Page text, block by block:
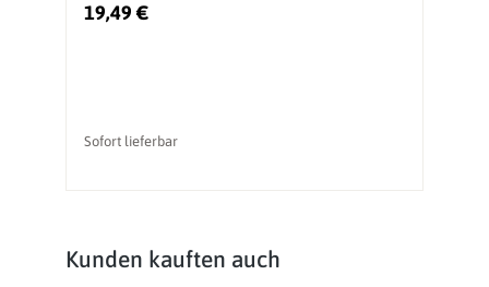
19,49 €
Sofort lieferbar
Produktgalerie überspringen
Kunden kauften auch